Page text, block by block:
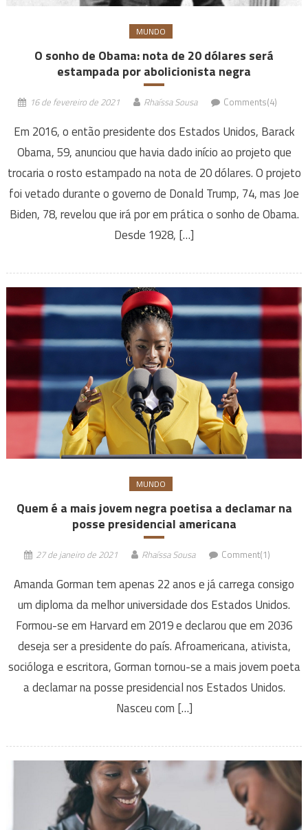
MUNDO
O sonho de Obama: nota de 20 dólares será
estampada por abolicionista negra
16 de fevereiro de 2021 Rhaíssa Sousa Comments(4)
Em 2016, o então presidente dos Estados Unidos, Barack
Obama, 59, anunciou que havia dado início ao projeto que
trocaria o rosto estampado na nota de 20 dólares. O projeto
foi vetado durante o governo de Donald Trump, 74, mas Joe
Biden, 78, revelou que irá por em prática o sonho de Obama.
Desde 1928, […]
MUNDO
Quem é a mais jovem negra poetisa a declamar na
posse presidencial americana
27 de janeiro de 2021 Rhaíssa Sousa Comment(1)
Amanda Gorman tem apenas 22 anos e já carrega consigo
um diploma da melhor universidade dos Estados Unidos.
Formou-se em Harvard em 2019 e declarou que em 2036
deseja ser a presidente do país. Afroamericana, ativista,
socióloga e escritora, Gorman tornou-se a mais jovem poeta
a declamar na posse presidencial nos Estados Unidos.
Nasceu com […]